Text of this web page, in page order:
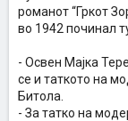
романот “Гркот
во 1942 починал
- Освен Мајка
се и таткото на
Битола.
- За татко на